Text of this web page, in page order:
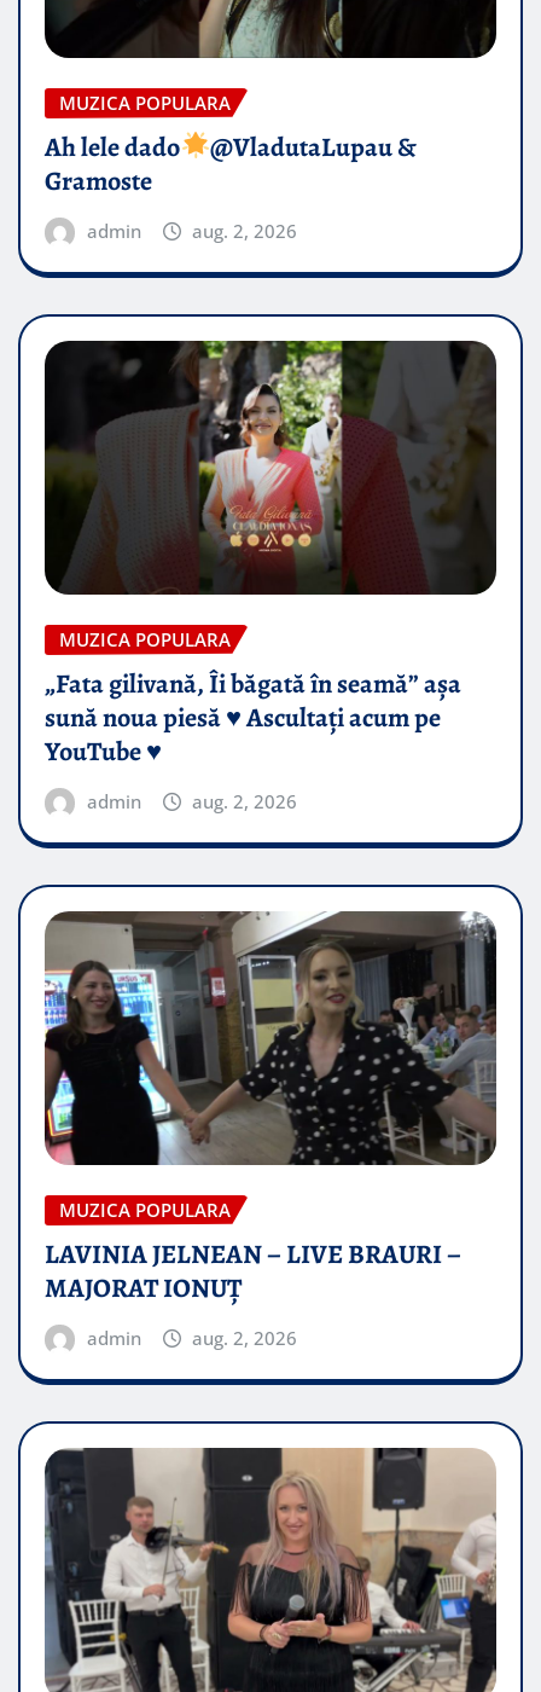
MUZICA POPULARA
Ah lele dado​
@VladutaLupau &
Gramoste
admin aug. 2, 2026
MUZICA POPULARA
„Fata gilivană, Îi băgată în seamă” așa
sună noua piesă ♥️ Ascultați acum pe
YouTube ♥️
admin aug. 2, 2026
MUZICA POPULARA
LAVINIA JELNEAN – LIVE BRAURI –
MAJORAT IONUŢ
admin aug. 2, 2026